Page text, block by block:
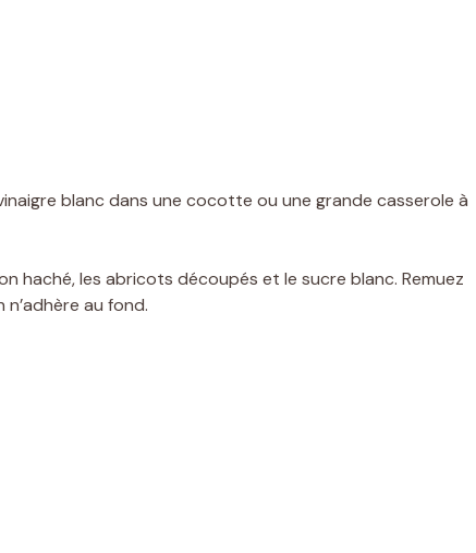
blanc dans une cocotte ou une grande casserole à
haché, les abricots découpés et le sucre blanc. Remuez
au fond.